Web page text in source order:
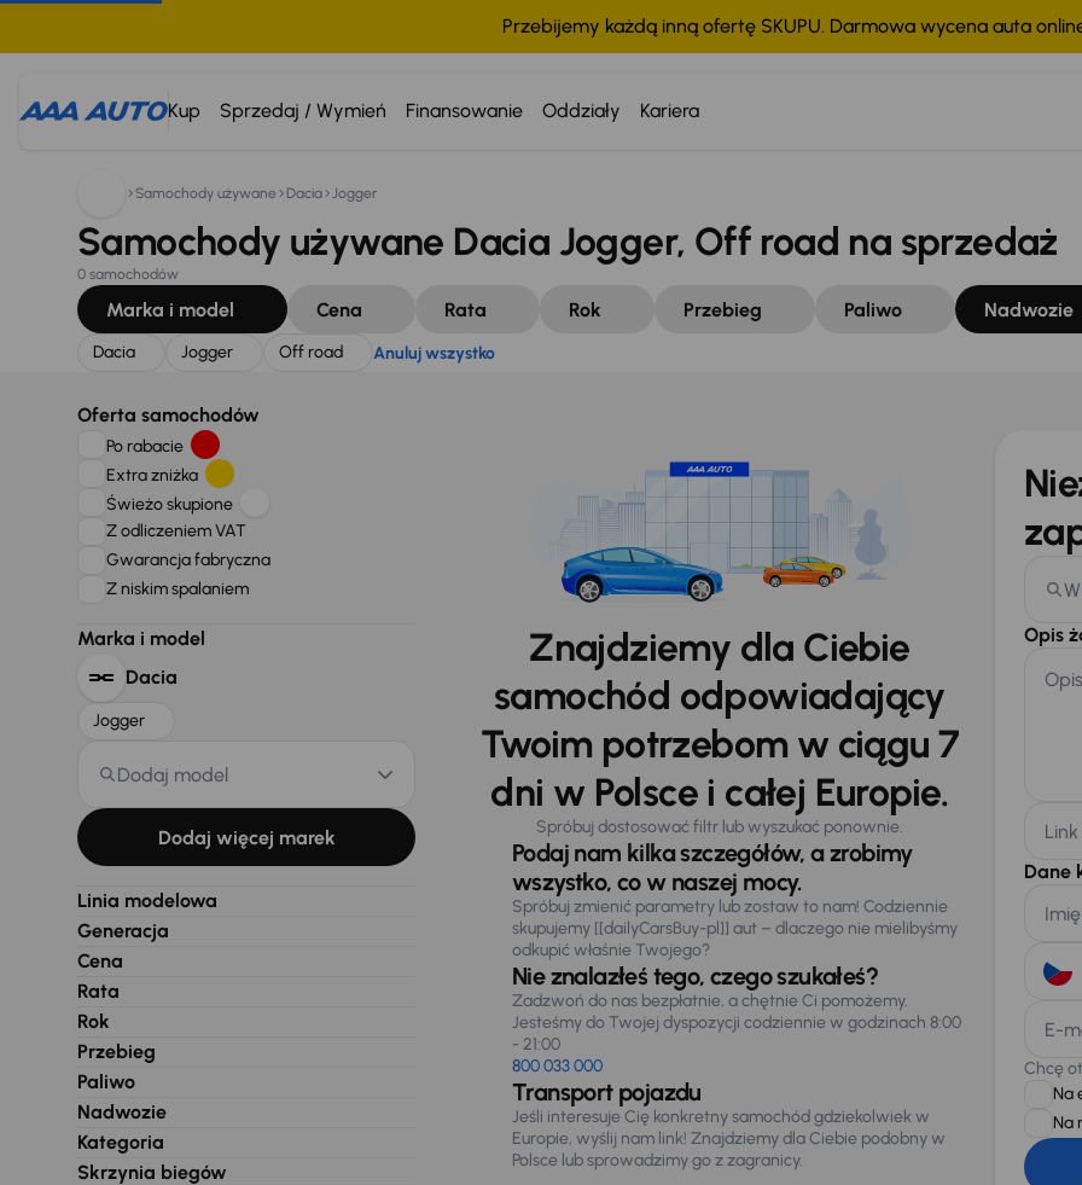
Przebijemy każdą inną ofertę SKUPU. Darmowa wycena auta
Kup Sprzedaj / Wymień Finansowanie Oddziały Kariera
Szukam: Anuluj wszystko
Samochody używane Dacia Jogger
Samochody używane Dacia Jogger, Off road na sprzedaż
0 samochodów
Marka i model Cena Rata Rok Przebieg Paliwo Nadwozie
Dacia Jogger Off road Anuluj wszystko
Oferta samochodów
Po rabacie
Extra zniżka
Świeżo skupione
Z odliczeniem VAT
Gwarancja fabryczna
Z niskim spalaniem
Marka i model
Dacia
Jogger
Dodaj model
Dodaj więcej marek
Linia modelowa
Generacja
Cena
Rata
Rok
Przebieg
Paliwo
Nadwozie
Kategoria
Skrzynia biegów
Znajdziemy dla Ciebie
samochód odpowiadający
Twoim potrzebom w ciągu 7
dni w Polsce i całej Europie.
Spróbuj dostosować filtr lub wyszukać ponownie.
Podaj nam kilka szczegółów, a zrobimy
wszystko, co w naszej mocy.
Spróbuj zmienić parametry lub zostaw to nam! Codziennie
skupujemy [[dailyCarsBuy-pl]] aut – dlaczego nie mielibyśmy
odkupić właśnie Twojego?
Nie znalazłeś tego, czego szukałeś?
Zadzwoń do nas bezpłatnie, a chętnie Ci pomożemy.
Jesteśmy do Twojej dyspozycji codziennie w godzinach 8:00
- 21:00
800 033 000
Transport pojazdu
Jeśli interesuje Cię konkretny samochód gdziekolwiek w
Europie, wyślij nam link! Znajdziemy dla Ciebie podobny w
Polsce lub sprowadzimy go z zagranicy.
Opis
Dane
E-
Chcę
Na
Na